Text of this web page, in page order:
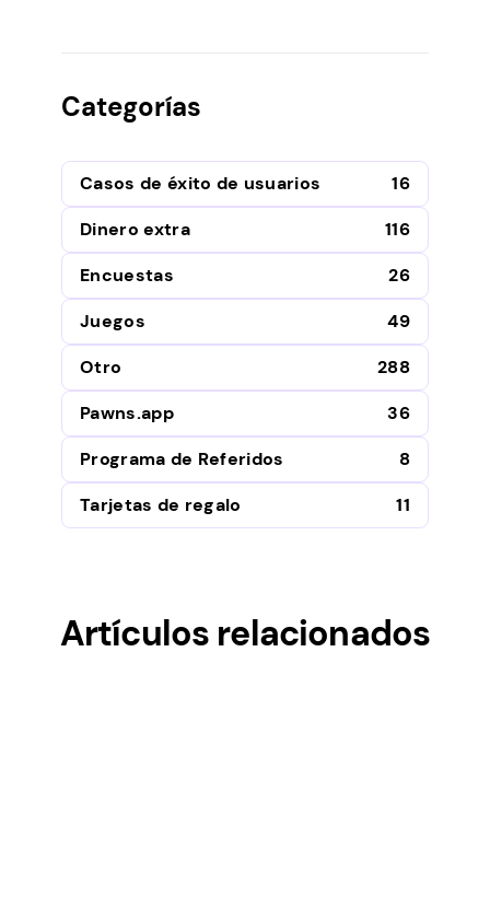
Categorías
Casos de éxito de usuarios
16
Dinero extra
116
Encuestas
26
Juegos
49
Otro
288
Pawns.app
36
Programa de Referidos
8
Tarjetas de regalo
11
Artículos relacionados